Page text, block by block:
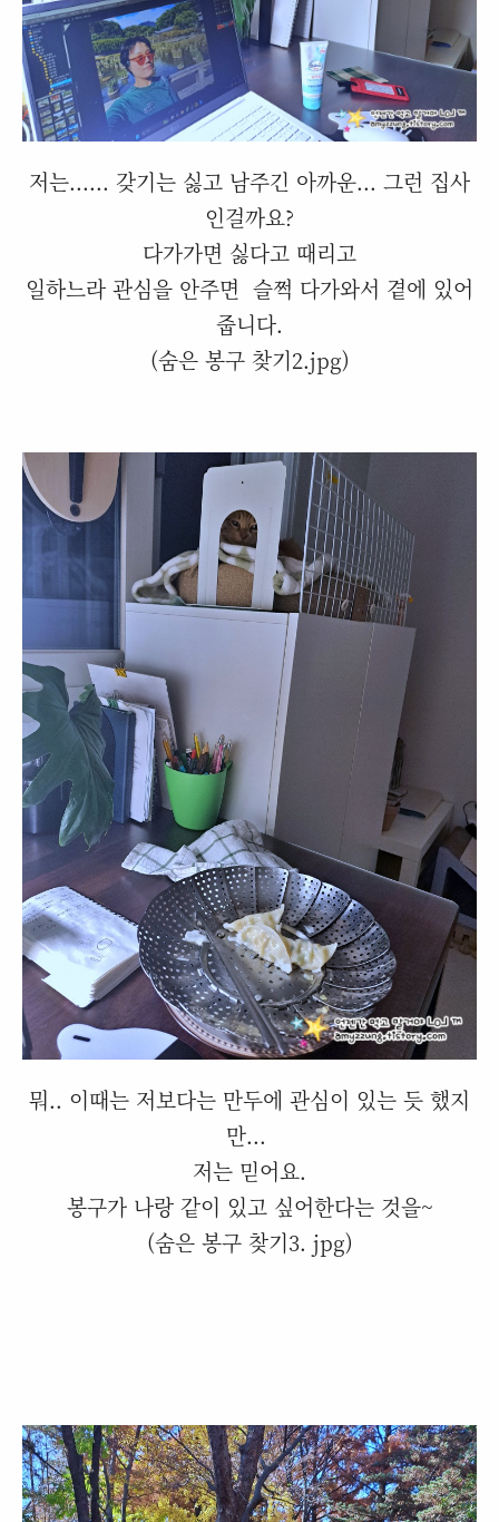
저는...... 갖기는 싫고 남주긴 아까운... 그런 집사
인걸까요?
다가가면 싫다고 때리고
일하느라 관심을 안주면 슬쩍 다가와서 곁에 있어
줍니다.
(숨은 봉구 찾기2.jpg)
뭐.. 이때는 저보다는 만두에 관심이 있는 듯 했지
만...
저는 믿어요.
봉구가 나랑 같이 있고 싶어한다는 것을~
(숨은 봉구 찾기3. jpg)